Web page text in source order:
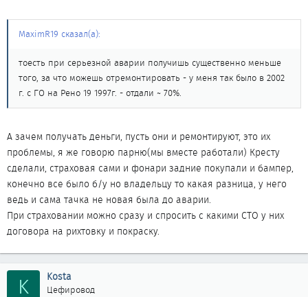
MaximR19 сказал(а):
тоесть при серьезной аварии получишь существенно меньше
того, за что можешь отремонтировать - у меня так было в 2002
г. с ГО на Рено 19 1997г. - отдали ~ 70%.
А зачем получать деньги, пусть они и ремонтируют, это их
проблемы, я же говорю парню(мы вместе работали) Кресту
сделали, страховая сами и фонари задние покупали и бампер,
конечно все было б/у но владельцу то какая разница, у него
ведь и сама тачка не новая была до аварии.
При страховании можно сразу и спросить с какими СТО у них
договора на рихтовку и покраску.
K Kosta
Цефировод